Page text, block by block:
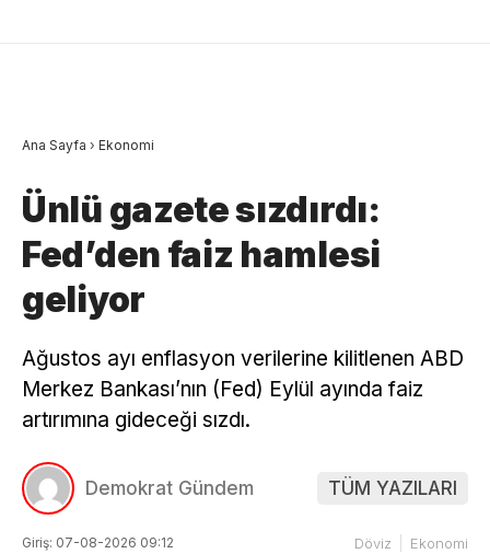
Ana Sayfa › Ekonomi
Ünlü gazete sızdırdı:
Fed’den faiz hamlesi
geliyor
Ağustos ayı enflasyon verilerine kilitlenen ABD
Merkez Bankası’nın (Fed) Eylül ayında faiz
artırımına gideceği sızdı.
Demokrat Gündem TÜM YAZILARI
Giriş: 07-08-2026 09:12
Döviz Ekonomi